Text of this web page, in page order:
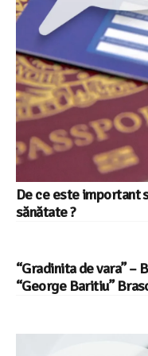
De ce este important
sănătate ?
“Gradinita de vara” –
“George Baritiu”